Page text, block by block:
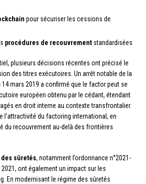
pour sécuriser les cessions de
procédures de recouvrement standardisées
plusieurs décisions récentes ont précisé le
des titres exécutoires. Un arrêt notable de la
14 mars 2019 a confirmé que le factor peut se
européen obtenu par le cédant, étendant
en droit interne au contexte transfrontalier.
l’attractivité du factoring international, en
du recouvrement au-delà des frontières
sûretés, notamment l’ordonnance n°2021-
ont également un impact sur les
En modernisant le régime des sûretés